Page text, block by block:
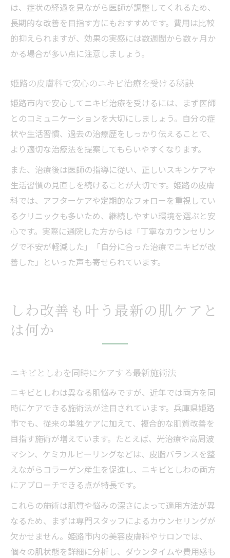
は、症状の経過を見ながら医師が調整してくれるため、
長期的な改善を目指す方にもおすすめです。費用は比較
的抑えられますが、効果の実感には数週間から数ヶ月か
かる場合が多い点に注意しましょう。
姫路の皮膚科で安心のニキビ治療を受ける秘訣
姫路市内で安心してニキビ治療を受けるには、まず医師
とのコミュニケーションを大切にしましょう。自分の症
状や生活習慣、過去の治療歴をしっかり伝えることで、
より適切な治療法を提案してもらいやすくなります。
また、治療後は医師の指導に従い、正しいスキンケアや
生活習慣の見直しを続けることが大切です。姫路の皮膚
科では、アフターケアや定期的なフォローを重視してい
るクリニックも多いため、継続しやすい環境を選ぶと安
心です。実際に通院した方からは「丁寧なカウンセリン
グで不安が軽減した」「自分に合った治療でニキビが改
善した」といった声も寄せられています。
しわ改善も叶う最新の肌ケアと
は何か
ニキビとしわを同時にケアする最新施術法
ニキビとしわは異なる肌悩みですが、近年では両方を同
時にケアできる施術法が注目されています。兵庫県姫路
市でも、従来の単独ケアに加えて、複合的な肌質改善を
目指す施術が増えています。たとえば、光治療や高周波
マシン、ケミカルピーリングなどは、皮脂バランスを整
えながらコラーゲン産生を促進し、ニキビとしわの両方
にアプローチできる点が特長です。
これらの施術は肌質や悩みの深さによって適用方法が異
なるため、まずは専門スタッフによるカウンセリングが
欠かせません。姫路市内の美容皮膚科やサロンでは、
個々の肌状態を詳細に分析し、ダウンタイムや費用感も